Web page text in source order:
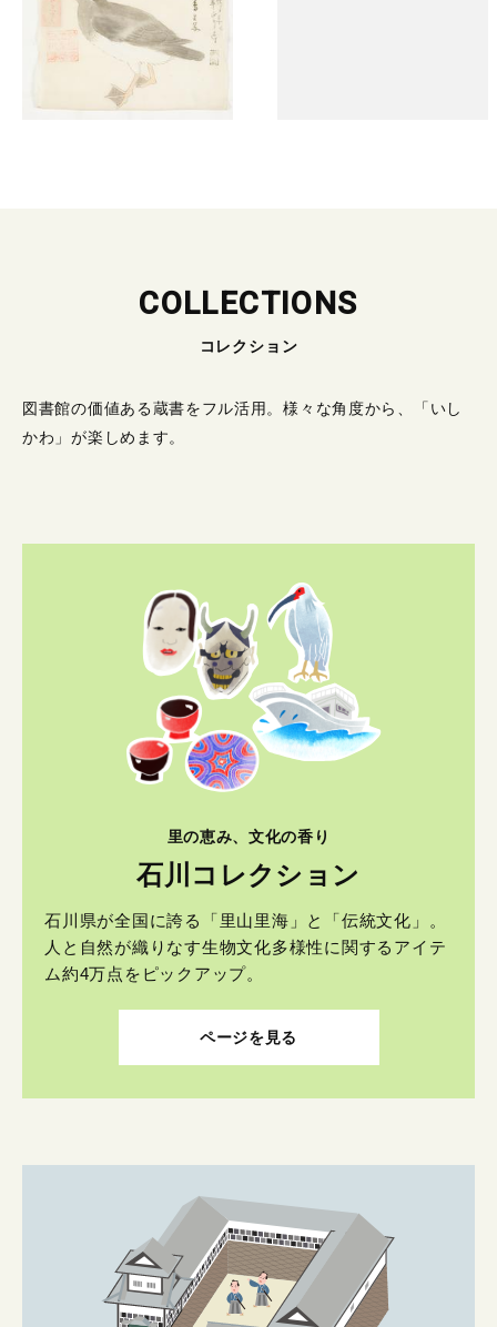
COLLECTIONS
コレクション
図書館の価値ある蔵書をフル活用。様々な角度から、「いし
かわ」が楽しめます。
里の恵み、文化の香り
石川コレクション
石川県が全国に誇る「里山里海」と「伝統文化」。
人と自然が織りなす生物文化多様性に関するアイテ
ム約4万点をピックアップ。
ページを見る